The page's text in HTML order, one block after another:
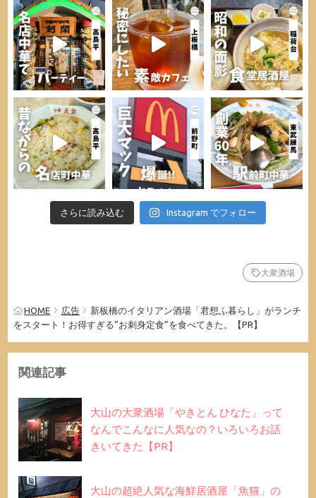
さらに読み込む Instagram でフォロー
大衆酒場
HOME 広告
新板橋のイタリアン酒場「君想ふ暮らし」がランチ
をスタート！お得すぎる”お刺身定食”を食べてきた。【PR】
関連記事
大山の大衆酒場「やきとん ひなた」って
なんでこんなに人気なの？いろいろお話
きいてきた【PR】
大山の超絶人気な海鮮居酒屋「魚猫」の